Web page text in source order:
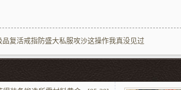
品复活戒指防盛大私服攻沙这操作我真没见过